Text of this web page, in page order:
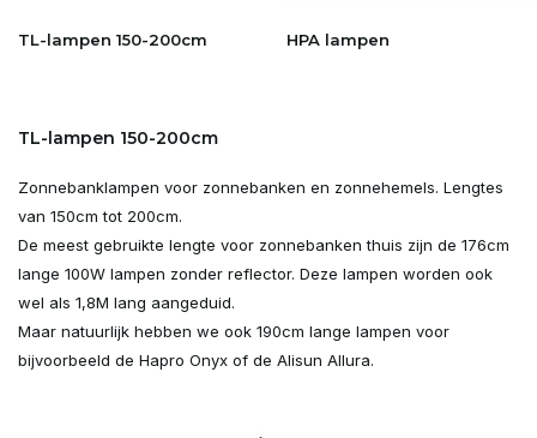
TL-lampen 150-200cm HPA lampen
TL-lampen 150-200cm
Zonnebanklampen voor zonnebanken en zonnehemels. Lengtes
van 150cm tot 200cm.
De meest gebruikte lengte voor zonnebanken thuis zijn de 176cm
lange 100W lampen zonder reflector. Deze lampen worden ook
wel als 1,8M lang aangeduid.
Maar natuurlijk hebben we ook 190cm lange lampen voor
bijvoorbeeld de Hapro Onyx of de Alisun Allura.